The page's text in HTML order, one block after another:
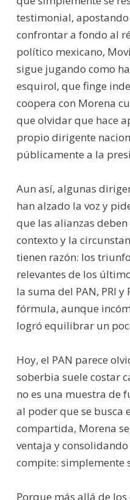
testimonial,
confrontar a fondo al
político mexicano,
sigue jugando como
esquirol, que finge
coopera con Morena
que olvidar que hace
propio dirigente
públicamente a la
Aun así, algunas
han alzado la voz y
que las alianzas
contexto y la
tienen razón: los
relevantes de los
la suma del PAN, PRI y
fórmula, aunque
logró equilibrar un
Hoy, el PAN parece
soberbia suele costar
no es una muestra de
al poder que se busca
compartida, Morena
ventaja y
compite: simplemente
Porque más allá de